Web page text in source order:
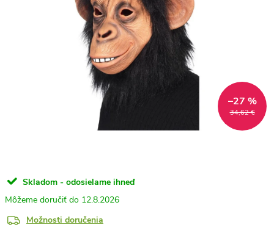
34,62 €
–27 %
Skladom - odosielame ihneď
12.8.2026
Možnosti doručenia